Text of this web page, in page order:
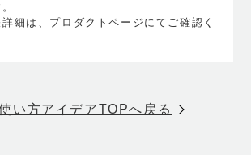
細は、プロダクトページにてご確認く
い方アイデアTOPへ戻る